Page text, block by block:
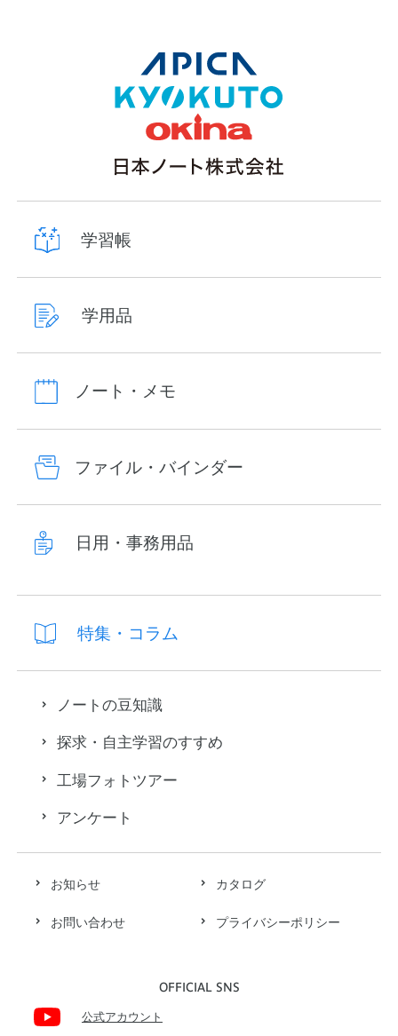
お知らせ カタログ
お問い合わせ プライバシーポリシー
OFFICIAL SNS
公式アカウント
学習帳
学用品
ノート・メモ
ファイル・バインダー
日用・事務用品
特集・コラム
ノートの豆知識
探求・自主学習のすすめ
工場フォトツアー
アンケート